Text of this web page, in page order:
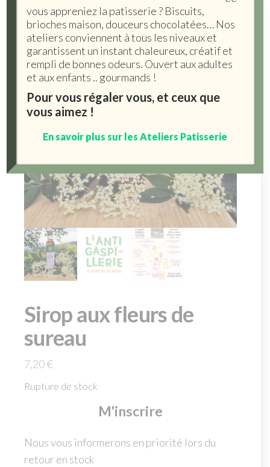
Sirop aux fleurs de
sureau
7,20€
Rupture de stock
M'inscrire
Nous vous informerons en priorité lors du
retour en stock
vous appreniez la patisserie ? Biscuits,
brioches maison, douceurs chocolatées… Nos
ateliers conviennent à tous les niveaux et
garantissent un instant chaleureux, créatif et
rempli de bonnes odeurs. Ouvert aux adultes
et aux enfants .. gourmands !
Pour vous régaler vous, et ceux que
vous aimez !
En savoir plus sur les Ateliers Patisserie